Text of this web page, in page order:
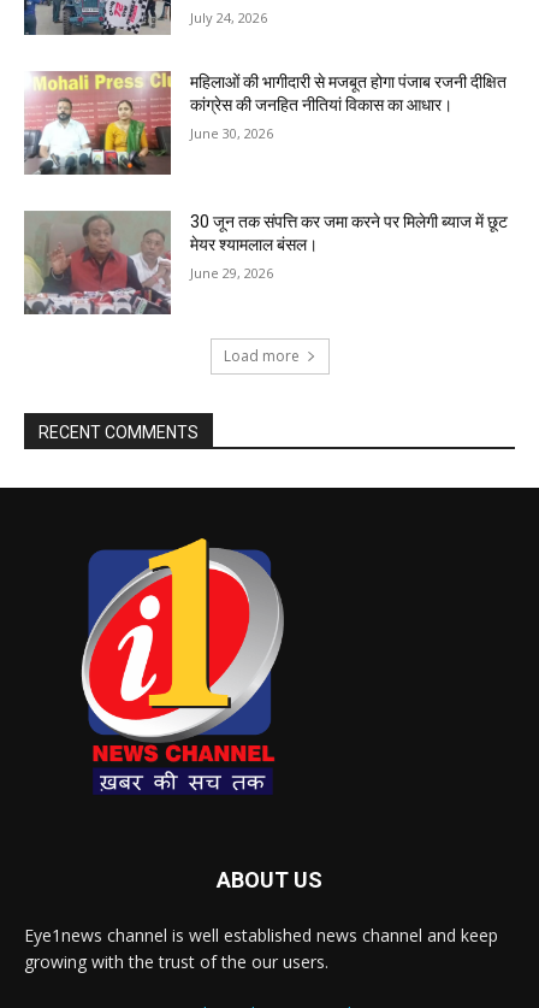
July 24, 2026
महिलाओं की भागीदारी से मजबूत होगा पंजाब रजनी दीक्षित
कांग्रेस की जनहित नीतियां विकास का आधार।
June 30, 2026
30 जून तक संपत्ति कर जमा करने पर मिलेगी ब्याज में छूट
मेयर श्यामलाल बंसल।
June 29, 2026
Load more
RECENT COMMENTS
ABOUT US
Eye1news channel is well established news channel and keep
growing with the trust of the our users.